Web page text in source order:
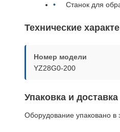
Станок для
Технические
Номер модели
YZ28G0-200
Упаковка и доставка
Оборудование упаковано